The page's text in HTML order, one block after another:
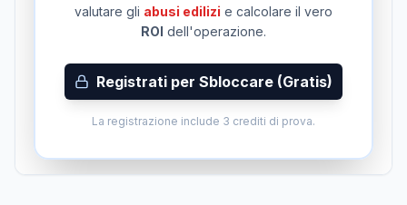
valutare gli abusi edilizi e calcolare il vero
ROI dell'operazione.
Registrati per Sbloccare (Gratis)
La registrazione include 3 crediti di prova.